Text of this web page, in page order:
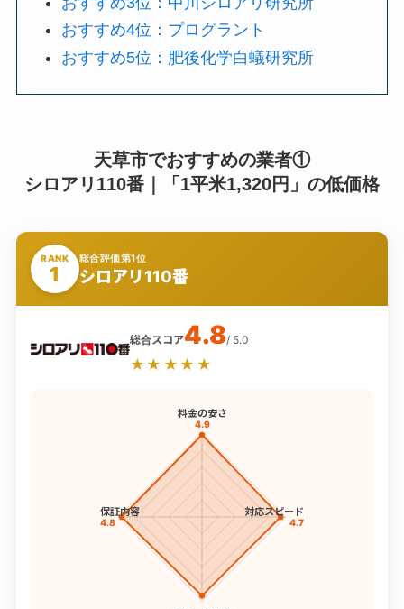
おすすめ4位：プログラント
おすすめ5位：肥後化学白蟻研究所
天草市でおすすめの業者①
シロアリ110番｜「1平米1,320円」の低価格
RANK
1
総合評価第1位
シロアリ110番
総合スコア4.8/ 5.0
★★★★★
料金の安さ
4.9
対応スピード
4.7
保証内容
4.8